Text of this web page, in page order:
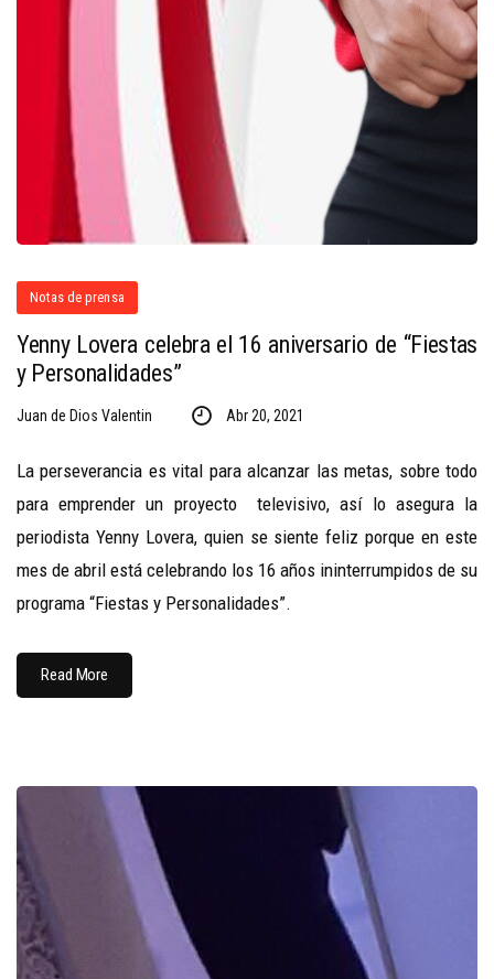
Notas de prensa
Yenny Lovera celebra el 16 aniversario de “Fiestas
y Personalidades”
Juan de Dios Valentin Abr 20, 2021
La perseverancia es vital para alcanzar las metas, sobre todo
para emprender un proyecto televisivo, así lo asegura la
periodista Yenny Lovera, quien se siente feliz porque en este
mes de abril está celebrando los 16 años ininterrumpidos de su
programa “Fiestas y Personalidades”.
Read More